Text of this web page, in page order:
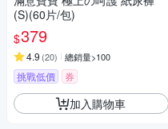
(S)(60片/包)
$379
4.9 (20) 總銷量>100
挑戰低價 券
加入購物車